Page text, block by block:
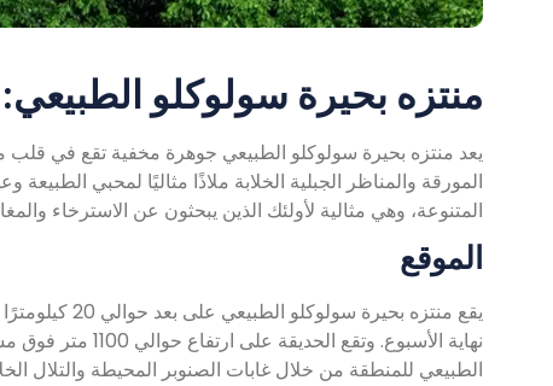
منتزه بحيرة سولوكلو
يعد منتزه بحيرة سولوكلو الطبيعي جوهرة مخفية تقع في قلب
المورقة والمناظر الجبلية الخلابة ملاذًا مثاليًا لمحبي
المتنوعة، وهي مثالية لأولئك الذين يبحثون عن الاسترخاء
الموقع
يقع منتزه
نهاية الأسبوع.
الطبيعي للمنطقة من خلال غابات الصنوبر المحيطة والتلال